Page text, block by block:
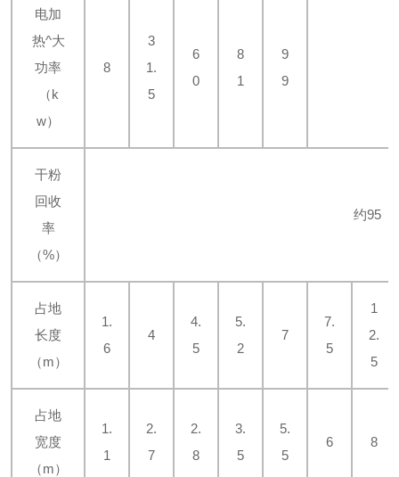
电加
热^大
功率
（k
w）
8
3
1.
5
6
0
8
1
9
9
干粉
回收
率
（%）
约95
占地
长度
（m）
1.
6
4
4.
5
5.
2
7
7.
5
1
2.
5
占地
宽度
（m）
1.
1
2.
7
2.
8
3.
5
5.
5
6 8